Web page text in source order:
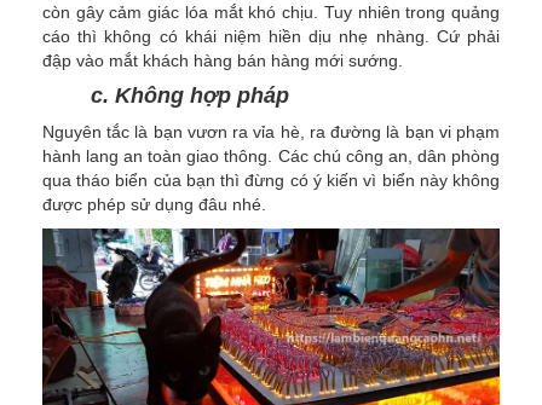
còn gây cảm giác lóa mắt khó chịu. Tuy nhiên trong quảng
cáo thì không có khái niệm hiền dịu nhẹ nhàng. Cứ phải
đập vào mắt khách hàng bán hàng mới sướng.
c. Không hợp pháp
Nguyên tắc là bạn vươn ra vỉa hè, ra đường là bạn vi phạm
hành lang an toàn giao thông. Các chú công an, dân phòng
qua tháo biển của bạn thì đừng có ý kiến vì biển này không
được phép sử dụng đâu nhé.